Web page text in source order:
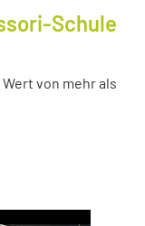
Schule
von mehr als